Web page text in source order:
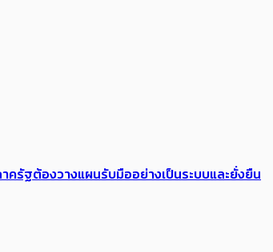
ครัฐต้องวางแผนรับมืออย่างเป็นระบบและยั่งยืน